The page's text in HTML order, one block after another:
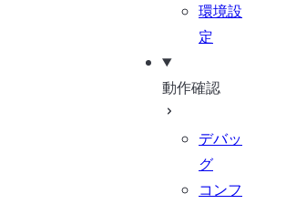
環境設
定
動作確認
デバッ
グ
コンフ